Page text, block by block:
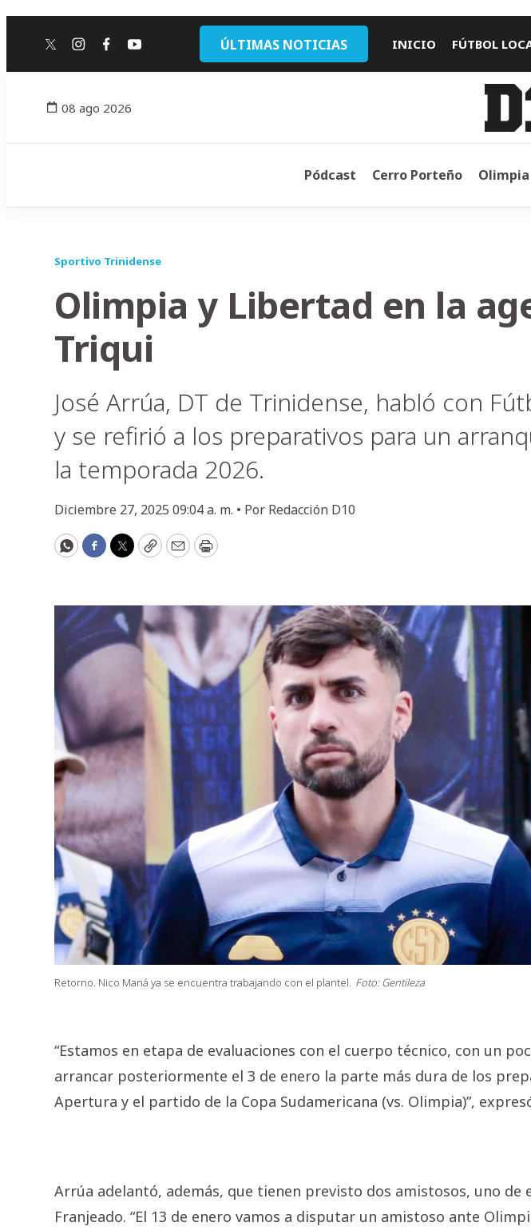
twitterinstagram
facebook
youtube ÚLTIMAS NOTICIAS INICIO FÚTBOL
08 ago 2026
Pódcast Cerro Porteño Olimpia
Sportivo Trinidense
Olimpia y Libertad en la
Triqui
José Arrúa, DT de Trinidense, habló con
y se refirió a los preparativos para un
la temporada 2026.
Diciembre 27, 2025 09:04 a. m. • Por Redacción D10
WhatsApp
Facebook
Twitter
CopyEmailPrint
Retorno. Nico Maná ya se encuentra trabajando con el plantel. Foto: Gentileza
“Estamos en etapa de evaluaciones con el cuerpo técnico, con un
arrancar posteriormente el 3 de enero la parte más dura de los
Apertura y el partido de la Copa Sudamericana (vs. Olimpia)”,
Arrúa adelantó, además, que tienen previsto dos amistosos, uno de
Franjeado. “El 13 de enero vamos a disputar un amistoso ante